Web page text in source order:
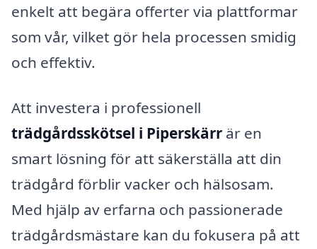
enkelt att begära offerter via plattformar
som vår, vilket gör hela processen smidig
och effektiv.
Att investera i professionell
trädgårdsskötsel i Piperskärr är en
smart lösning för att säkerställa att din
trädgård förblir vacker och hälsosam.
Med hjälp av erfarna och passionerade
trädgårdsmästare kan du fokusera på att